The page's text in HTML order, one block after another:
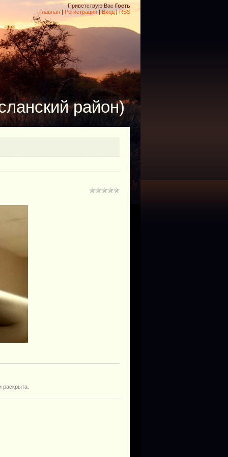
Приветствую Вас Гость
Главная | Регистрация | Вход|RSS
район)